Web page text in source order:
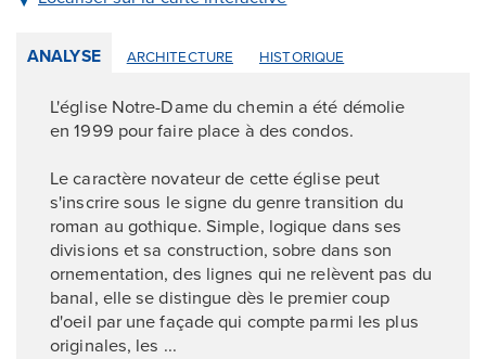
ANALYSE ARCHITECTURE HISTORIQUE
L'église Notre-Dame du chemin a été démolie
en 1999 pour faire place à des condos.
Le caractère novateur de cette église peut
s'inscrire sous le signe du genre transition du
roman au gothique. Simple, logique dans ses
divisions et sa construction, sobre dans son
ornementation, des lignes qui ne relèvent pas du
banal, elle se distingue dès le premier coup
d'oeil par une façade qui compte parmi les plus
originales, les ...